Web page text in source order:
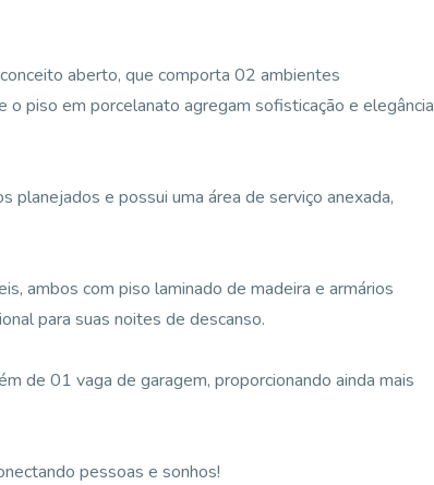
aberto, que comporta 02 ambientes
piso em porcelanato agregam sofisticação e elegância
planejados e possui uma área de serviço anexada,
ambos com piso laminado de madeira e armários
para suas noites de descanso.
de 01 vaga de garagem, proporcionando ainda mais
pessoas e sonhos!